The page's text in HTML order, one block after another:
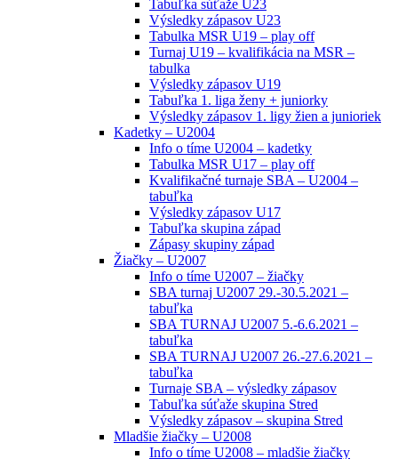
Tabuľka súťaže U23
Výsledky zápasov U23
Tabulka MSR U19 – play off
Turnaj U19 – kvalifikácia na MSR –
tabulka
Výsledky zápasov U19
Tabuľka 1. liga ženy + juniorky
Výsledky zápasov 1. ligy žien a junioriek
Kadetky – U2004
Info o tíme U2004 – kadetky
Tabulka MSR U17 – play off
Kvalifikačné turnaje SBA – U2004 –
tabuľka
Výsledky zápasov U17
Tabuľka skupina západ
Zápasy skupiny západ
Žiačky – U2007
Info o tíme U2007 – žiačky
SBA turnaj U2007 29.-30.5.2021 –
tabuľka
SBA TURNAJ U2007 5.-6.6.2021 –
tabuľka
SBA TURNAJ U2007 26.-27.6.2021 –
tabuľka
Turnaje SBA – výsledky zápasov
Tabuľka súťaže skupina Stred
Výsledky zápasov – skupina Stred
Mladšie žiačky – U2008
Info o tíme U2008 – mladšie žiačky